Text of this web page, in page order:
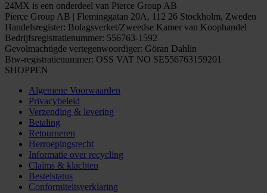
24MX is een onderdeel van Pierce Group AB
Pierce Group AB | Fleminggatan 20A, 112 26 Stockholm, Zweden
Handelsregister: Bolagsverket/Zweedse Kamer van Koophandel
Bedrijfsregistratienummer: 556763-1592
Gevolmachtigde vertegenwoordiger: Göran Dahlin
Btw-registratienummer: OSS VAT NO SE556763159201
SHOPPEN
Algemene Voorwaarden
Privacybeleid
Verzending & levering
Betaling
Retourneren
Herroepingsrecht
Informatie over recycling
Claims & klachten
Bestelstatus
Conformiteitsverklaring